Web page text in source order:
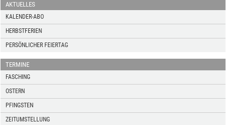
AKTUELLES
KALENDER-ABO
HERBSTFERIEN
PERSÖNLICHER FEIERTAG
TERMINE
FASCHING
OSTERN
PFINGSTEN
ZEITUMSTELLUNG